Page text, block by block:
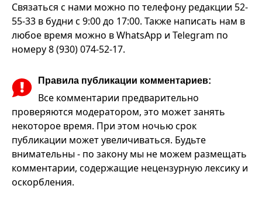
Связаться с нами можно по телефону редакции 52-
55-33 в будни с 9:00 до 17:00. Также написать нам в
любое время можно в WhatsApp и Telegram по
номеру 8 (930) 074-52-17.
Правила публикации комментариев:
Все комментарии предварительно
проверяются модератором, это может занять
некоторое время. При этом ночью срок
публикации может увеличиваться. Будьте
внимательны - по закону мы не можем размещать
комментарии, содержащие нецензурную лексику и
оскорбления.